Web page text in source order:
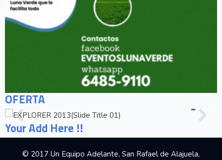
OFERTA
Your Add Here !!
© 2017 Un Equipo Adelante, San Rafael de Alajuela,